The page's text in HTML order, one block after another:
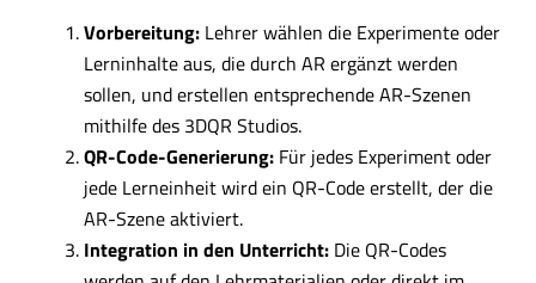
Vorbereitung: Lehrer wählen die Experimente oder
Lerninhalte aus, die durch AR ergänzt werden
sollen, und erstellen entsprechende AR-Szenen
mithilfe des 3DQR Studios.
QR-Code-Generierung: Für jedes Experiment oder
jede Lerneinheit wird ein QR-Code erstellt, der die
AR-Szene aktiviert.
Integration in den Unterricht: Die QR-Codes